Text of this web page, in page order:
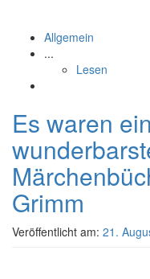
Allgemein
...
Lesen
Es waren
Grimm
Veröffentlicht am: 21.